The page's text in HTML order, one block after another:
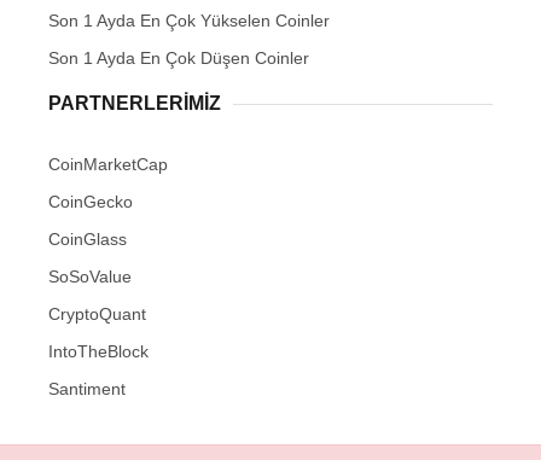
Son 1 Ayda En Çok Yükselen Coinler
Son 1 Ayda En Çok Düşen Coinler
PARTNERLERIMIZ
CoinMarketCap
CoinGecko
CoinGlass
SoSoValue
CryptoQuant
IntoTheBlock
Santiment